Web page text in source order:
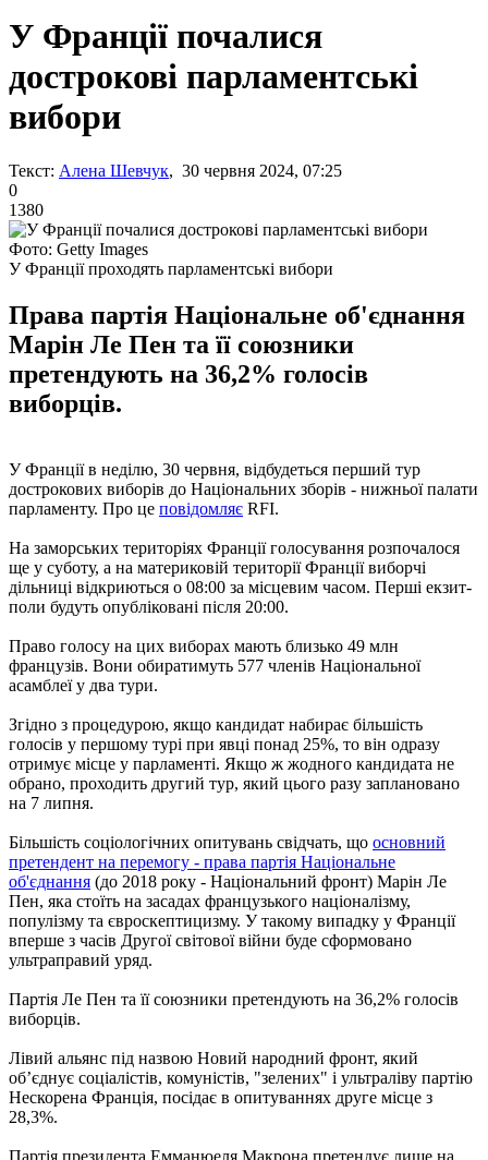
У Франції почалися
дострокові парламентські
вибори
Текст: Алена Шевчук, 30 червня 2024, 07:25
0
1380
Фото: Getty Images
У Франції проходять парламентські вибори
Права партія Національне об'єднання
Марін Ле Пен та її союзники
претендують на 36,2% голосів
виборців.
У Франції в неділю, 30 червня, відбудеться перший тур
дострокових виборів до Національних зборів - нижньої палати
парламенту. Про це повідомляє RFI.
На заморських територіях Франції голосування розпочалося
ще у суботу, а на материковій території Франції виборчі
дільниці відкриються о 08:00 за місцевим часом. Перші екзит-
поли будуть опубліковані після 20:00.
Право голосу на цих виборах мають близько 49 млн
французів. Вони обиратимуть 577 членів Національної
асамблеї у два тури.
Згідно з процедурою, якщо кандидат набирає більшість
голосів у першому турі при явці понад 25%, то він одразу
отримує місце у парламенті. Якщо ж жодного кандидата не
обрано, проходить другий тур, який цього разу заплановано
на 7 липня.
Більшість соціологічних опитувань свідчать, що основний
претендент на перемогу - права партія Національне
об'єднання (до 2018 року - Національний фронт) Марін Ле
Пен, яка стоїть на засадах французького націоналізму,
популізму та євроскептицизму. У такому випадку у Франції
вперше з часів Другої світової війни буде сформовано
ультраправий уряд.
Партія Ле Пен та її союзники претендують на 36,2% голосів
виборців.
Лівий альянс під назвою Новий народний фронт, який
об’єднує соціалістів, комуністів, "зелених" і ультраліву партію
Нескорена Франція, посідає в опитуваннях друге місце з
28,3%.
Партія президента Емманюеля Макрона претендує лише на